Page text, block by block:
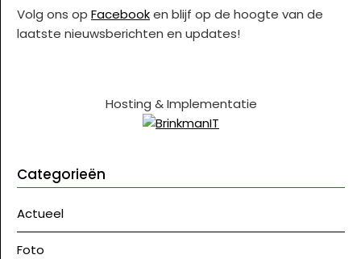
Volg ons op Facebooken blijf op de hoogte van de
laatste nieuwsberichten en updates!
Hosting & Implementatie
Categorieën
Actueel
Foto